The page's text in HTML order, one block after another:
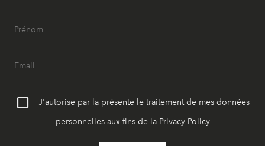
J'autorise par la présente le traitement de mes données
personnelles aux fins de la Privacy Policy